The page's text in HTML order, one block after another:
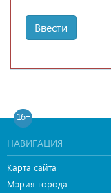
Ввести
16+
НАВИГАЦИЯ
Карта сайта
Мэрия города